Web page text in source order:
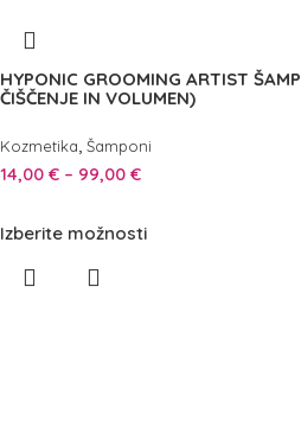
HYPONIC GROOMING ARTIST
ČIŠČENJE IN VOLUMEN)
Kozmetika, Šamponi
14,00 € – 99,00 €
Izberite možnosti